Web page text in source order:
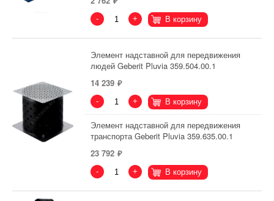
- + В корзину
Элемент надставной для передвижения
людей Geberit Pluvia 359.504.00.1
14 239
- + В корзину
Элемент надставной для передвижения
транспорта Geberit Pluvia 359.635.00.1
23 792
- + В корзину